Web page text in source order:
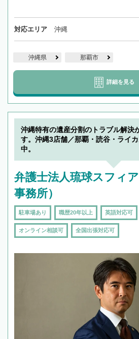
対応エリア 沖縄
沖縄県 那覇市
詳細を見る
沖縄特有の遺産分割のトラブル解決
す。沖縄3店舗／那覇・読谷・ライ
中。
弁護士法人琉球スフィ
事務所）
駐車場あり 職歴20年以上 英語対応可
オンライン相談可 全国出張対応可